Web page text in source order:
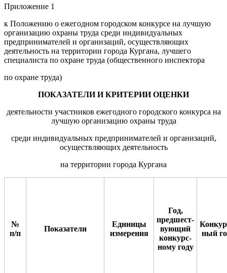
Приложение 1
к Положению о ежегодном городском конкурсе на лучшую
организацию охраны труда среди индивидуальных
предпринимателей и организаций, осуществляющих
деятельность на территории города Кургана, лучшего
специалиста по охране труда (общественного инспектора
по охране труда)
ПОКАЗАТЕЛИ И КРИТЕРИИ ОЦЕНКИ
деятельности участников ежегодного городского конкурса на
лучшую организацию охраны труда
среди индивидуальных предпринимателей и организаций,
осуществляющих деятельность
на территории города Кургана
№
п/п
Показатели
Единицы
измерения
Год,
предшест-
вующий
конкурс-
ному году
ный